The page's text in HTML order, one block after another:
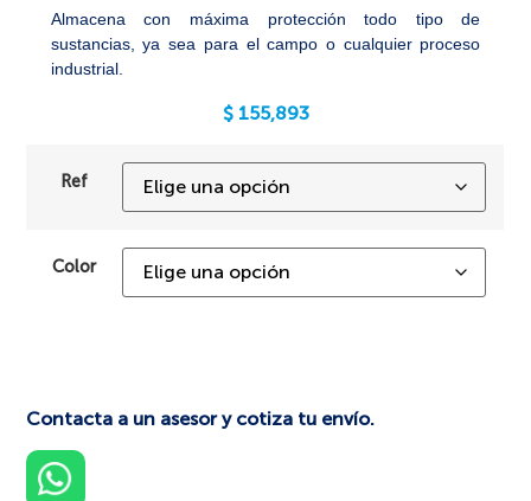
Almacena con máxima protección todo tipo de
sustancias, ya sea para el campo o cualquier proceso
industrial.
$ 155,893
Ref
Color
Contacta a un asesor y cotiza tu envío.